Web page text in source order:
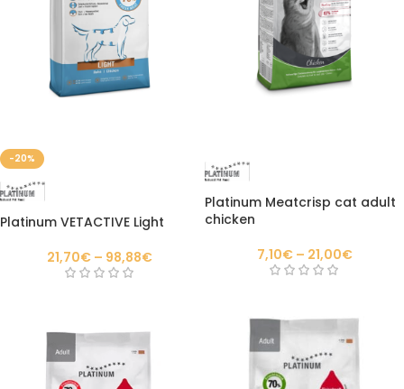
-20%
Platinum VETACTIVE Light
21,70€ – 98,88€
Platinum Meatcrisp cat adult
chicken
7,10€ – 21,00€